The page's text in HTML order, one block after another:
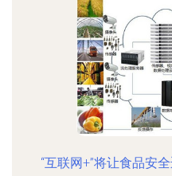
“互联网+”将让食品安